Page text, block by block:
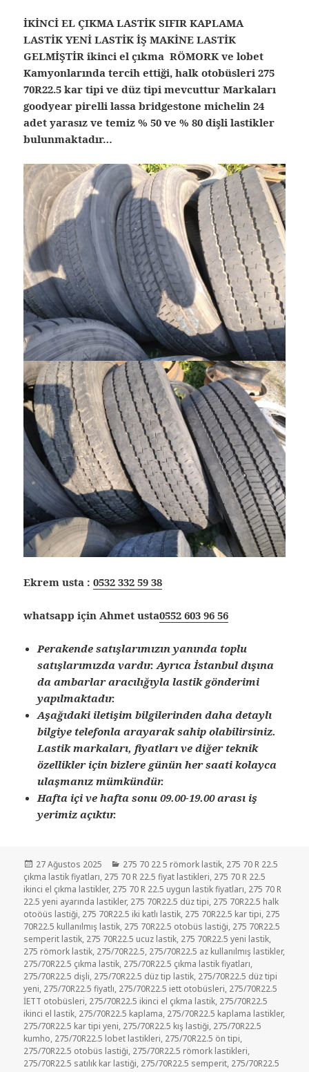
İKİNCİ EL ÇIKMA LASTİK SIFIR KAPLAMA
LASTİK YENİ LASTİK İŞ MAKİNE LASTİK
GELMİŞTİR ikinci el çıkma RÖMORK ve lobet
Kamyonlarında tercih ettiği, halk otobüsleri 275
70R22.5 kar tipi ve düz tipi mevcuttur Markaları
goodyear pirelli lassa bridgestone michelin 24
adet yarasız ve temiz % 50 ve % 80 dişli lastikler
bulunmaktadır…
Ekrem usta :0532 332 59 38
whatsapp için Ahmet usta0552 603 96 56
Perakende satışlarımızın yanında toplu
satışlarımızda vardır. Ayrıca İstanbul dışına
da ambarlar aracılığıyla lastik gönderimi
yapılmaktadır.
Aşağıdaki iletişim bilgilerinden daha detaylı
bilgiye telefonla arayarak sahip olabilirsiniz.
Lastik markaları, fiyatları ve diğer teknik
özellikler için bizlere günün her saati kolayca
ulaşmanız mümkündür.
Hafta içi ve hafta sonu 09.00-19.00 arası iş
yerimiz açıktır.
Yayın
tarihi
27 Ağustos 2025 Kategoriler
275 70 22 5 römork lastik, 275 70 R 22.5
çıkma lastik fiyatları, 275 70 R 22.5 fiyat lastikleri, 275 70 R 22.5
ikinci el çıkma lastikler, 275 70 R 22.5 uygun lastik fiyatları, 275 70 R
22.5 yeni ayarında lastikler, 275 70R22.5 düz tipi, 275 70R22.5 halk
otoöüs lastiği, 275 70R22.5 iki katlı lastik, 275 70R22.5 kar tipi, 275
70R22.5 kullanılmış lastik, 275 70R22.5 otobüs lastiği, 275 70R22.5
semperit lastik, 275 70R22.5 ucuz lastik, 275 70R22.5 yeni lastik,
275 römork lastik, 275/70R22.5, 275/70R22.5 az kullanılmış lastikler,
275/70R22.5 çıkma lastik, 275/70R22.5 çıkma lastik fiyatları,
275/70R22.5 dişli, 275/70R22.5 düz tip lastik, 275/70R22.5 düz tipi
yeni, 275/70R22.5 fiyatlı, 275/70R22.5 iett otobüsleri, 275/70R22.5
İETT otobüsleri, 275/70R22.5 ikinci el çıkma lastik, 275/70R22.5
ikinci el lastik, 275/70R22.5 kaplama, 275/70R22.5 kaplama lastikler,
275/70R22.5 kar tipi yeni, 275/70R22.5 kış lastiği, 275/70R22.5
kumho, 275/70R22.5 lobet lastikleri, 275/70R22.5 ön tipi,
275/70R22.5 otobüs lastiği, 275/70R22.5 römork lastikleri,
275/70R22.5 satılık kar lastiği, 275/70R22.5 semperit, 275/70R22.5